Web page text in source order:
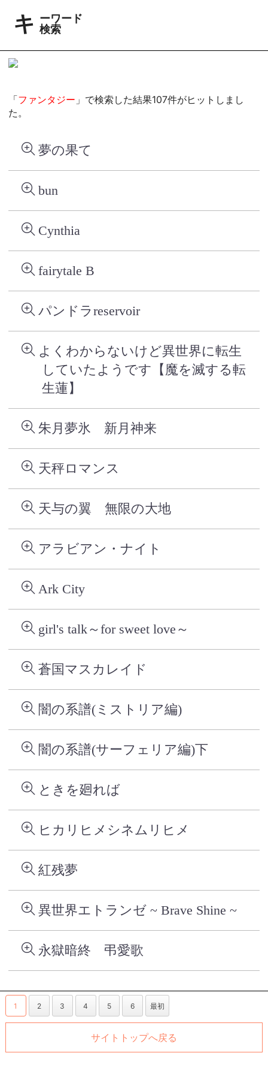
キーワード
検索
「ファンタジー 」で検索した結果107件がヒットしまし
た。
夢の果て
bun
Cynthia
fairytale B
パンドラreservoir
よくわからないけど異世界に転生
していたようです【魔を滅する転
生蓮】
朱月夢氷 新月神来
天秤ロマンス
天与の翼 無限の大地
アラビアン・ナイト
Ark City
girl's talk～for sweet love～
蒼国マスカレイド
闇の系譜(ミストリア編)
闇の系譜(サーフェリア編)下
ときを廻れば
ヒカリヒメシネムリヒメ
紅残夢
異世界エトランゼ ~ Brave Shine ~
永獄暗終 弔愛歌
1 2 3 4 5 6 最初
サイトトップへ戻る